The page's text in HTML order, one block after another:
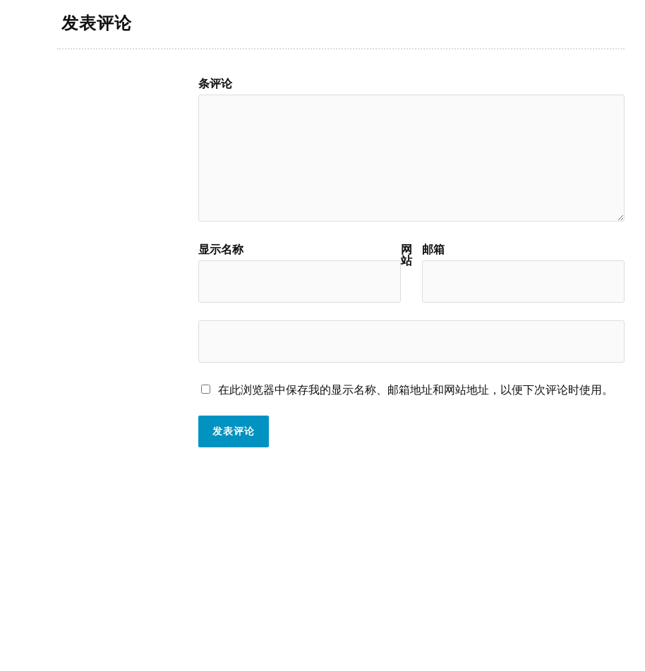
发表评论
条评论
显示名称 邮箱
网
站
在此浏览器中保存我的显示名称、邮箱地址和网站地址，以便下次评论时使用。